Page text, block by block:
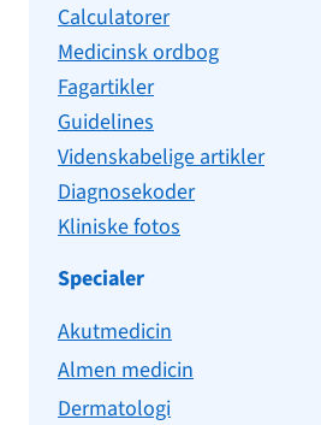
Calculatorer
Medicinsk ordbog
Fagartikler
Guidelines
Videnskabelige artikler
Diagnosekoder
Kliniske fotos
Specialer
Akutmedicin
Almen medicin
Dermatologi